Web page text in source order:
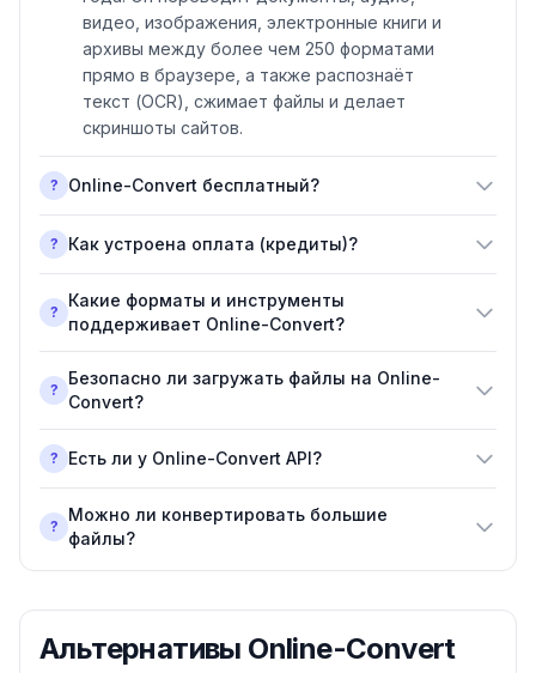
видео, изображения, электронные книги и
архивы между более чем 250 форматами
прямо в браузере, а также распознаёт
текст (OCR), сжимает файлы и делает
скриншоты сайтов.
? Online-Convert бесплатный?
? Как устроена оплата (кредиты)?
?
Какие форматы и инструменты
поддерживает Online-Convert?
?
Безопасно ли загружать файлы на Online-
Convert?
? Есть ли у Online-Convert API?
?
Можно ли конвертировать большие
файлы?
Альтернативы Online-Convert